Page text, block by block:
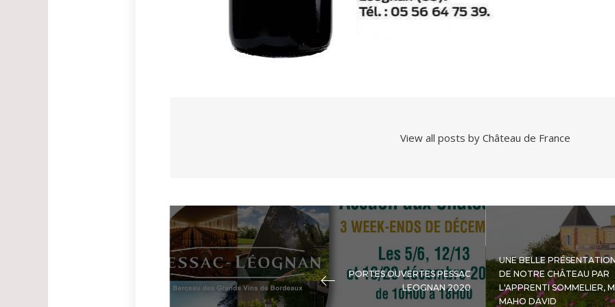
View all posts by Château de France
PORTES OUVERTES PESSAC
LEOGNAN 2020
UNE BELLE
DE NOTRE CHÂTEAU PAR
L'APPRENTI SOMMELIER,
MAHO DAVID